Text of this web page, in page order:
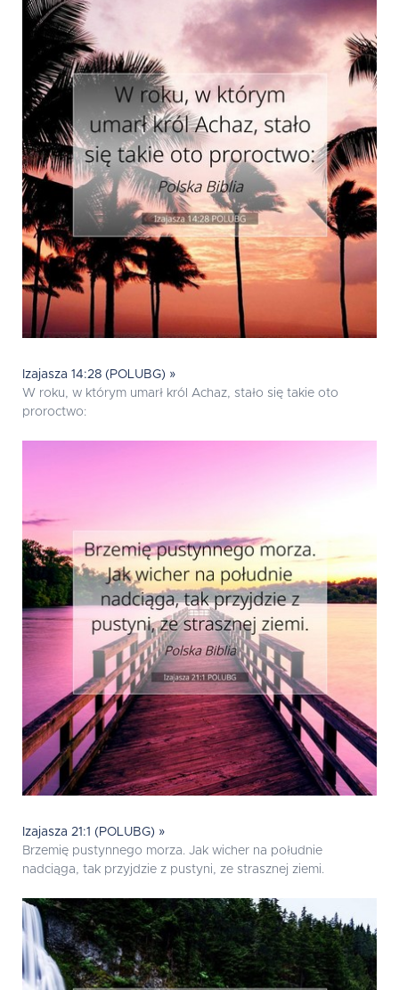
Izajasza 14:28 (POLUBG) »
W roku, w którym umarł król Achaz, stało się takie oto
proroctwo:
Izajasza 21:1 (POLUBG) »
Brzemię pustynnego morza. Jak wicher na południe
nadciąga, tak przyjdzie z pustyni, ze strasznej ziemi.